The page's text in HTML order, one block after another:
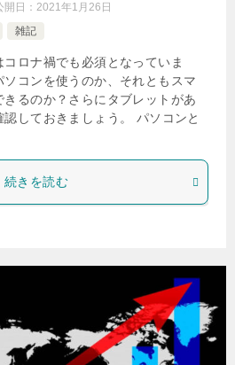
開日： 2021年1月26日
雑記
ロナ禍でも必須となっていま
コンを使うのか、それともスマ
るのか？さらにタブレットがあ
しておきましょう。 パソコンと
続きを読む